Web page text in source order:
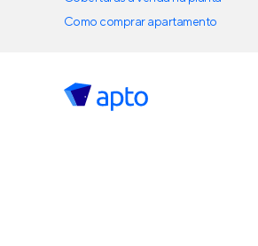
Como comprar apartamento